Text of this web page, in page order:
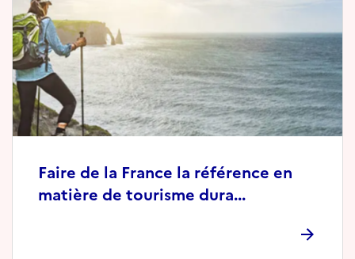
Faire de la France la référence en
matière de tourisme dura...